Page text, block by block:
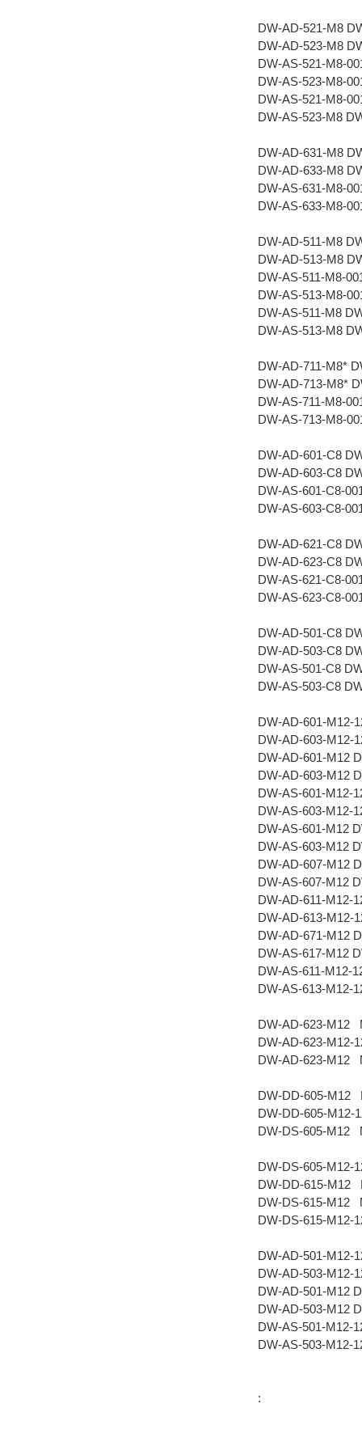
DW-AD-521-M8
DW-AD-523-M8
DW-AS-521-M8-
DW-AS-523-M8-
DW-AS-521-M8-
DW-AS-523-M8
DW-AD-631-M8
DW-AD-633-M8
DW-AS-631-M8-
DW-AS-633-M8-
DW-AD-511-M8
DW-AD-513-M8
DW-AS-511-M8-
DW-AS-513-M8-
DW-AS-511-M8
DW-AS-513-M8
DW-AD-711-M8*
DW-AD-713-M8*
DW-AS-711-M8-
DW-AS-713-M8-
DW-AD-601-C8
DW-AD-603-C8
DW-AS-601-C8-
DW-AS-603-C8-
DW-AD-621-C8
DW-AD-623-C8
DW-AS-621-C8-
DW-AS-623-C8-
DW-AD-501-C8
DW-AD-503-C8
DW-AS-501-C8
DW-AS-503-C8
DW-AD-601-M12-
DW-AD-603-M12-
DW-AD-601-M12
DW-AD-603-M12
DW-AS-601-M12-
DW-AS-603-M12-
DW-AS-601-M12
DW-AS-603-M12
DW-AD-607-M12
DW-AS-607-M12
DW-AD-611-M12-
DW-AD-613-M12-
DW-AD-671-M12
DW-AS-617-M12
DW-AS-611-M12-
DW-AS-613-M12-
DW-AD-623-M12
DW-AD-623-M12-
DW-AD-623-M12
DW-DD-605-M12
DW-DD-605-M12-
DW-DS-605-M12
DW-DS-605-M12-
DW-DD-615-M12
DW-DS-615-M12
DW-DS-615-M12-
DW-AD-501-M12-
DW-AD-503-M12-
DW-AD-501-M12
DW-AD-503-M12
DW-AS-501-M12-
DW-AS-503-M12-
: